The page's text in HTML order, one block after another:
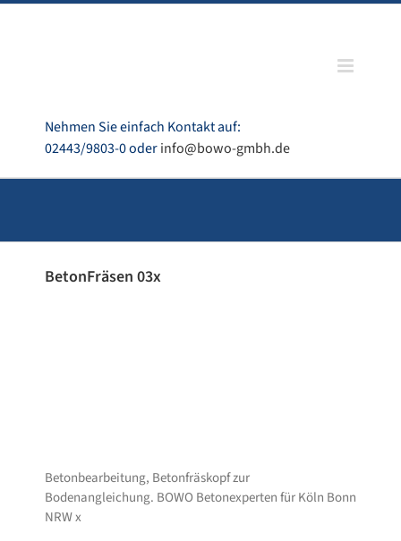
Zum
Nehmen Sie einfach Kontakt auf:
02443/9803-0 oderinfo@bowo-gmbh.de
BetonFräsen 03x
Betonbearbeitung, Betonfräskopf zur
Bodenangleichung. BOWO Betonexperten für Köln Bonn
NRW x